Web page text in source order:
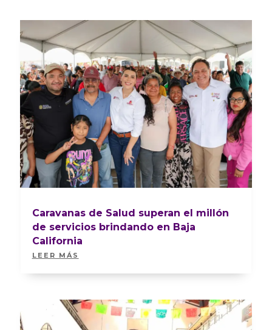
Caravanas de Salud superan el millón
de servicios brindando en Baja
California
LEER MÁS